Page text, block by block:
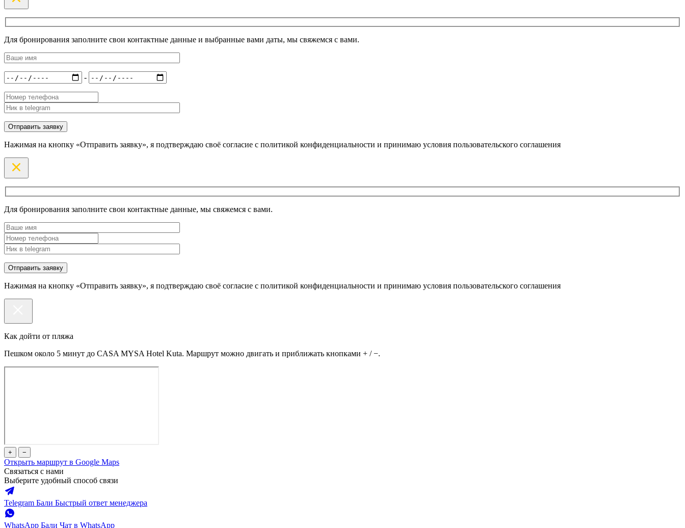
Для бронирования заполните свои контактные данные и выбранные вами даты, мы свяжемся с вами.
-
Нажимая на кнопку «Отправить заявку», я подтверждаю своё согласие с политикой конфиденциальности и принимаю условия пользовательского соглашения
Для бронирования заполните свои контактные данные, мы свяжемся с вами.
Нажимая на кнопку «Отправить заявку», я подтверждаю своё согласие с политикой конфиденциальности и принимаю условия пользовательского соглашения
Как дойти от пляжа
Пешком около 5 минут до CASA MYSA Hotel Kuta. Маршрут можно двигать и приближать кнопками + / −.
+ −
Открыть маршрут в Google Maps
Связаться с нами
Выберите удобный способ связи
Telegram Бали Быстрый ответ менеджера
WhatsApp Бали Чат в WhatsApp